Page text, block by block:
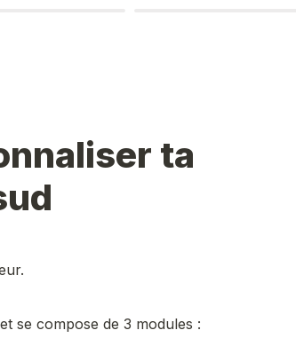
ta
se compose de 3 modules :